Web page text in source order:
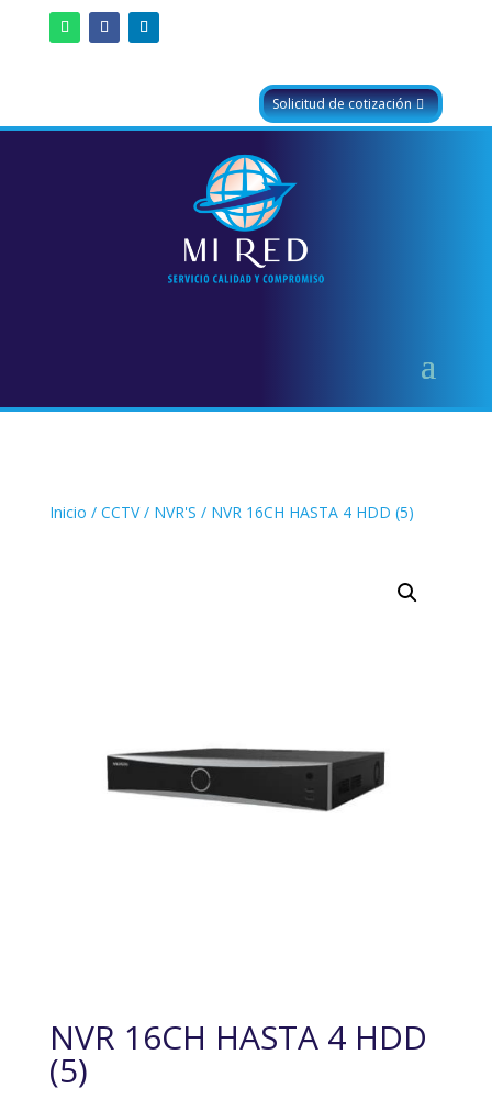
Solicitud de cotización
Inicio / CCTV/ NVR'S / NVR 16CH HASTA 4 HDD (5)
NVR 16CH HASTA 4 HDD
(5)